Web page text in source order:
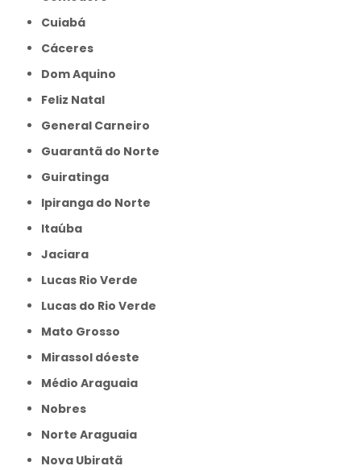
Cuiabá
Cáceres
Dom Aquino
Feliz Natal
General Carneiro
Guarantã do Norte
Guiratinga
Ipiranga do Norte
Itaúba
Jaciara
Lucas Rio Verde
Lucas do Rio Verde
Mato Grosso
Mirassol dóeste
Médio Araguaia
Nobres
Norte Araguaia
Nova Ubiratã